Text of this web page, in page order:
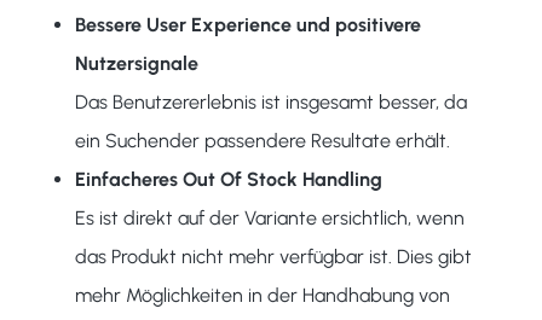
Bessere User Experience und positivere
Nutzersignale
Das Benutzererlebnis ist insgesamt besser, da
ein Suchender passendere Resultate erhält.
Einfacheres Out Of Stock Handling
Es ist direkt auf der Variante ersichtlich, wenn
das Produkt nicht mehr verfügbar ist. Dies gibt
mehr Möglichkeiten in der Handhabung von